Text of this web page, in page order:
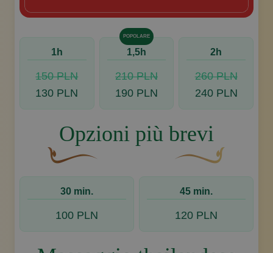
1h
150 PLN
130 PLN
POPOLARE
1,5h
210 PLN
190 PLN
2h
260 PLN
240 PLN
Opzioni più brevi
30 min.
100 PLN
45 min.
120 PLN